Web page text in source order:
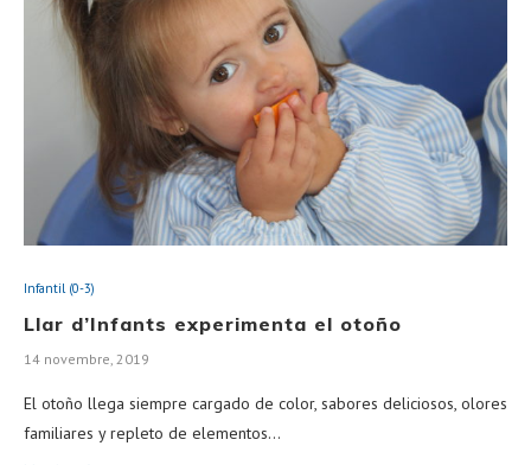
Infantil (0-3)
Llar d’Infants experimenta el otoño
14 novembre, 2019
El otoño llega siempre cargado de color, sabores deliciosos, olores
familiares y repleto de elementos…